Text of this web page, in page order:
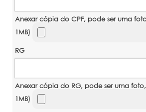
Anexar cópia do CPF, pode ser uma
1MB)
RG
Anexar cópia do RG, pode ser uma
1MB)